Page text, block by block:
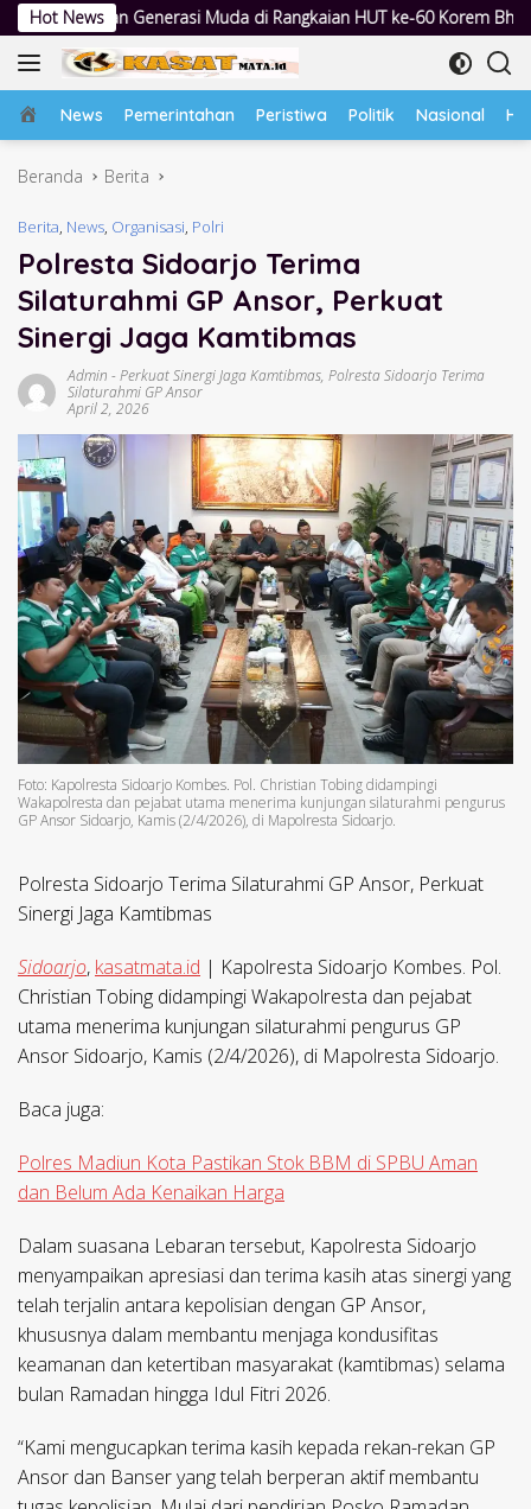
Langsung
ke
konten
Hot News
di Rangkaian HUT ke-60 Korem Bhaskara Jaya Lewat
Home
News Pemerintahan Peristiwa Politik Nasional
Beranda Berita
Berita, News, Organisasi, Polri
Polresta Sidoarjo Terima
Silaturahmi GP Ansor, Perkuat
Sinergi Jaga Kamtibmas
Admin -Perkuat Sinergi Jaga Kamtibmas, Polresta Sidoarjo Terima
Silaturahmi GP Ansor
April 2, 2026
Foto: Kapolresta Sidoarjo Kombes. Pol. Christian Tobing didampingi
Wakapolresta dan pejabat utama menerima kunjungan silaturahmi pengurus
GP Ansor Sidoarjo, Kamis (2/4/2026), di Mapolresta Sidoarjo.
Polresta Sidoarjo Terima Silaturahmi GP Ansor, Perkuat
Sinergi Jaga Kamtibmas
Sidoarjo, kasatmata.id | Kapolresta Sidoarjo Kombes. Pol.
Christian Tobing didampingi Wakapolresta dan pejabat
utama menerima kunjungan silaturahmi pengurus GP
Ansor Sidoarjo, Kamis (2/4/2026), di Mapolresta Sidoarjo.
Baca juga:
Polres Madiun Kota Pastikan Stok BBM di SPBU Aman
dan Belum Ada Kenaikan Harga
Dalam suasana Lebaran tersebut, Kapolresta Sidoarjo
menyampaikan apresiasi dan terima kasih atas sinergi yang
telah terjalin antara kepolisian dengan GP Ansor,
khususnya dalam membantu menjaga kondusifitas
keamanan dan ketertiban masyarakat (kamtibmas) selama
bulan Ramadan hingga Idul Fitri 2026.
“Kami mengucapkan terima kasih kepada rekan-rekan GP
Ansor dan Banser yang telah berperan aktif membantu